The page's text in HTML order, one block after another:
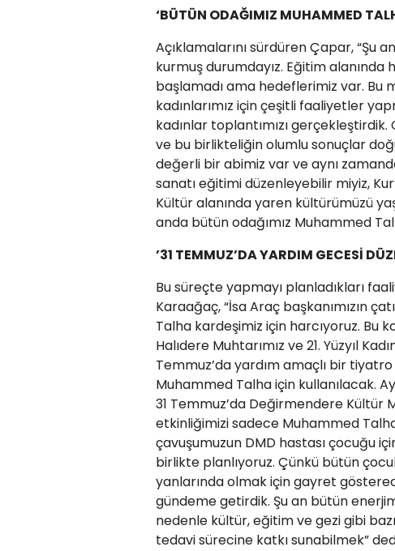
‘BÜTÜN ODAĞIMIZ MUHAMMED
Açıklamalarını sürdüren Çapar, “Şu
kurmuş durumdayız. Eğitim alanında
başlamadı ama hedeflerimiz var. Bu
kadınlarımız için çeşitli faaliyetler
kadınlar toplantımızı
ve bu birlikteliğin olumlu sonuçlar
değerli bir abimiz var ve aynı
sanatı eğitimi düzenleyebilir miyiz,
Kültür alanında yaren kültürümüzü
anda bütün odağımız Muhammed
’31 TEMMUZ’DA YARDIM GECESİ
Bu süreçte yapmayı planladıkları
Karaağaç, “İsa Araç başkanımızın
Talha kardeşimiz için harcıyoruz. Bu
Halıdere Muhtarımız ve 21. Yüzyıl
Temmuz’da yardım amaçlı bir
Muhammed Talha için kullanılacak.
31 Temmuz’da Değirmendere Kültür
etkinliğimizi sadece Muhammed
çavuşumuzun DMD hastası çocuğu
birlikte planlıyoruz. Çünkü bütün
yanlarında olmak için gayret
gündeme getirdik. Şu an bütün
nedenle kültür, eğitim ve gezi gibi
tedavi sürecine katkı sunabilmek”